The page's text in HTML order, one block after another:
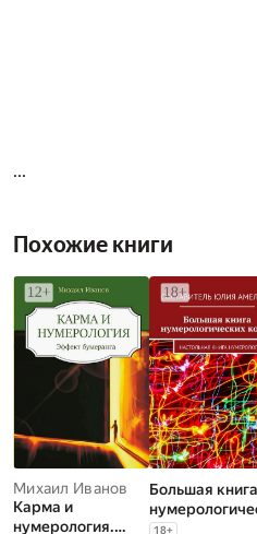
...
Похожие книги
Михаил Иванов
Карма и
нумерология.
Большая книга
х кодов.
18+